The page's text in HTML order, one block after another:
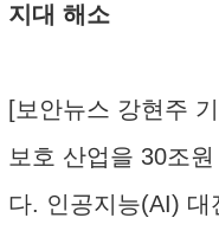
지대 해소
[보안뉴스 강현주
보호 산업을 30조
다. 인공지능(AI)